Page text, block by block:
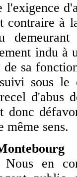
l'exigence
contraire à
demeurant
indu à
sa
sous le
d'abus
donc
même sens.
Nous en